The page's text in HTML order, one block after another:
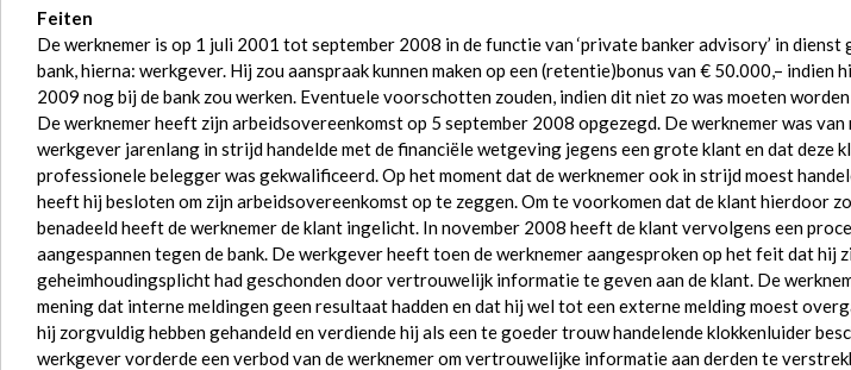
Feiten
De werknemer is op 1 juli 2001 tot september 2008 in de functie van ‘private banker advisory’ in dienst
bank, hierna: werkgever. Hij zou aanspraak kunnen maken op een (retentie)bonus van € 50.000,– indien
2009 nog bij de bank zou werken. Eventuele voorschotten zouden, indien dit niet zo was moeten
De werknemer heeft zijn arbeidsovereenkomst op 5 september 2008 opgezegd. De werknemer was van
werkgever jarenlang in strijd handelde met de financiële wetgeving jegens een grote klant en dat deze
professionele belegger was gekwalificeerd. Op het moment dat de werknemer ook in strijd moest
heeft hij besloten om zijn arbeidsovereenkomst op te zeggen. Om te voorkomen dat de klant hierdoor
benadeeld heeft de werknemer de klant ingelicht. In november 2008 heeft de klant vervolgens een
aangespannen tegen de bank. De werkgever heeft toen de werknemer aangesproken op het feit dat hij
geheimhoudingsplicht had geschonden door vertrouwelijk informatie te geven aan de klant. De
mening dat interne meldingen geen resultaat hadden en dat hij wel tot een externe melding moest
hij zorgvuldig hebben gehandeld en verdiende hij als een te goeder trouw handelende klokkenluider
werkgever vorderde een verbod van de werknemer om vertrouwelijke informatie aan derden te